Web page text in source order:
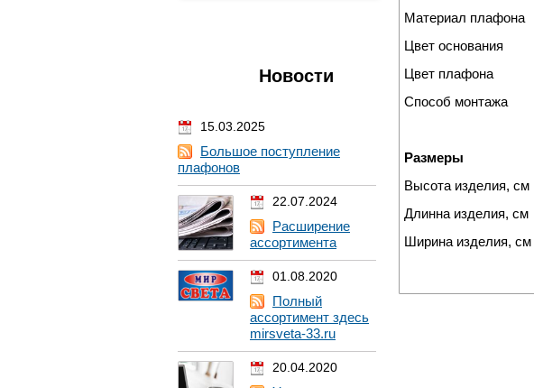
Новости
15.03.2025
Большое поступление
плафонов
22.07.2024
Расширение
ассортимента
01.08.2020
Полный
ассортимент здесь
mirsveta-33.ru
20.04.2020
Материал плафона
Цвет основания
Цвет плафона
Способ монтажа
Размеры
Высота изделия, см
Длинна изделия, см
Ширина изделия, см